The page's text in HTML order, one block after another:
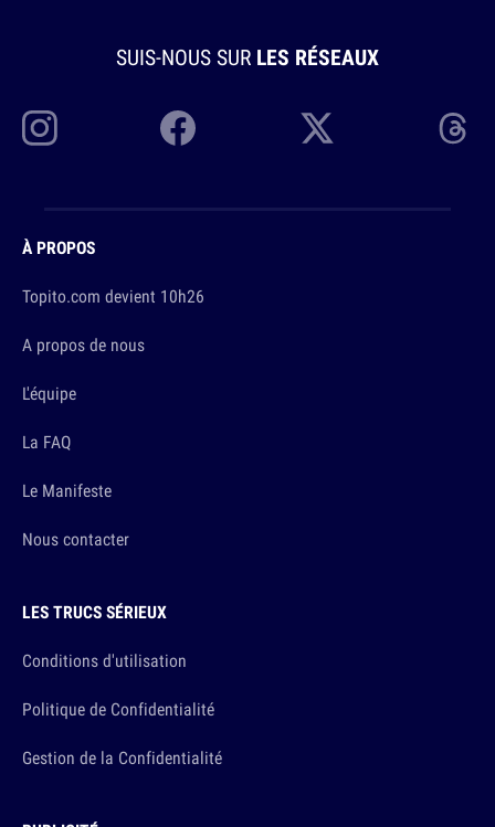
SUIS-NOUS SUR LES RÉSEAUX
À PROPOS
Topito.com devient 10h26
A propos de nous
L'équipe
La FAQ
Le Manifeste
Nous contacter
LES TRUCS SÉRIEUX
Conditions d'utilisation
Politique de Confidentialité
Gestion de la Confidentialité